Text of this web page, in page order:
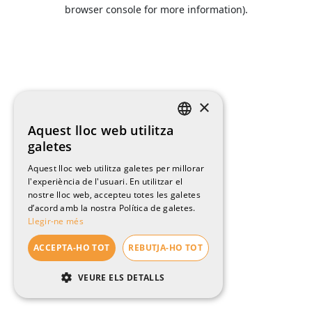
browser console for more information).
SPANISH
FRENCH
×
Aquest lloc web utilitza
galetes
Aquest lloc web utilitza galetes per millorar
l'experiència de l'usuari. En utilitzar el
nostre lloc web, accepteu totes les galetes
d’acord amb la nostra Política de galetes.
Llegir-ne més
ACCEPTA-HO TOT REBUTJA-HO TOT
VEURE ELS DETALLS
ESTRICTAMENT NECESSÀRIES